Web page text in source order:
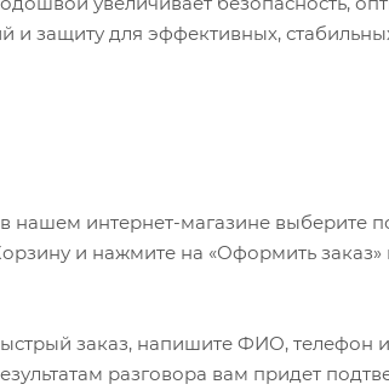
и защиту для эффективных,
нашем интернет-магазине выберите
и нажмите на «Оформить заказ»
заказ, напишите ФИО, телефон
разговора вам придет